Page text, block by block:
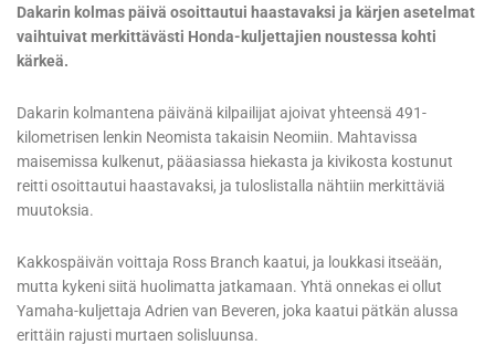
Dakarin kolmas päivä osoittautui haastavaksi ja kärjen asetelmat
vaihtuivat merkittävästi Honda-kuljettajien noustessa kohti
kärkeä.
Dakarin kolmantena päivänä kilpailijat ajoivat yhteensä 491-
kilometrisen lenkin Neomista takaisin Neomiin. Mahtavissa
maisemissa kulkenut, pääasiassa hiekasta ja kivikosta kostunut
reitti osoittautui haastavaksi, ja tuloslistalla nähtiin merkittäviä
muutoksia.
Kakkospäivän voittaja Ross Branch kaatui, ja loukkasi itseään,
mutta kykeni siitä huolimatta jatkamaan. Yhtä onnekas ei ollut
Yamaha-kuljettaja Adrien van Beveren, joka kaatui pätkän alussa
erittäin rajusti murtaen solisluunsa.